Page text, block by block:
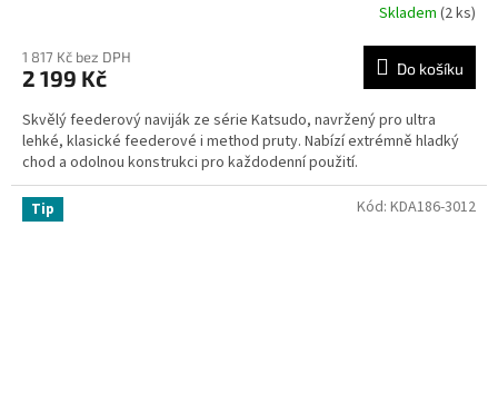
Skladem (2 ks)
1 817 Kč bez DPH
2 199 Kč Do košíku
Skvělý feederový naviják ze série Katsudo, navržený pro ultra
lehké, klasické feederové i method pruty. Nabízí extrémně hladký
chod a odolnou konstrukci pro každodenní použití.
Tip Kód: KDA186-3012